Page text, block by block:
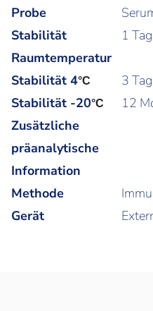
Probe
Stabilität
Raumtemperatur
1 Tag
Stabilität 4°C
3
Stabilität -20°C
12
Zusätzliche
präanalytische
Information
Methode
Gerät